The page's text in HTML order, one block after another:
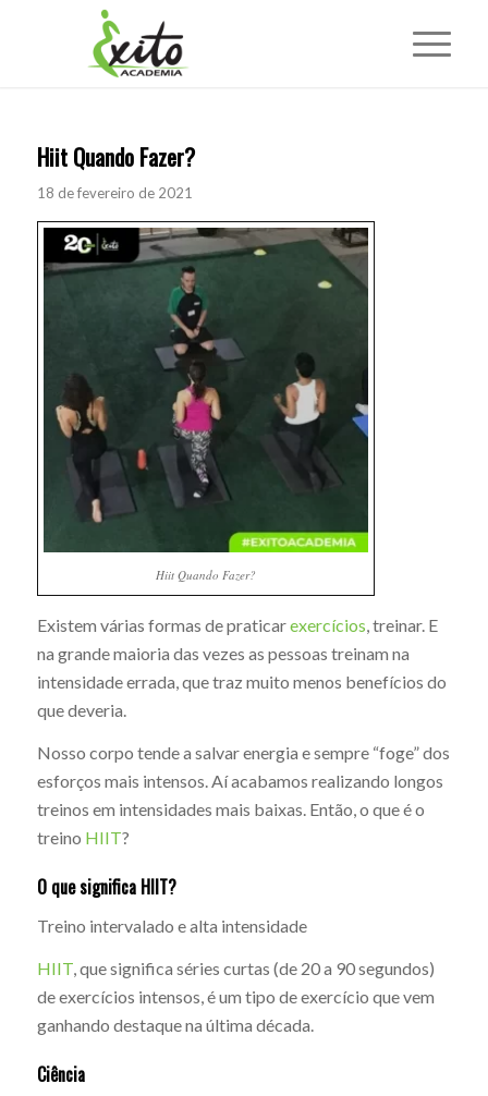
Hiit Quando Fazer?
18 de fevereiro de 2021
Hiit Quando Fazer?
Existem várias formas de praticarexercícios , treinar. E
na grande maioria das vezes as pessoas treinam na
intensidade errada, que traz muito menos benefícios do
que deveria.
Nosso corpo tende a salvar energia e sempre “foge” dos
esforços mais intensos. Aí acabamos realizando longos
treinos em intensidades mais baixas. Então, o que é o
treino HIIT?
O que significa HIIT?
Treino intervalado e alta intensidade
HIIT, que significa séries curtas (de 20 a 90 segundos)
de exercícios intensos, é um tipo de exercício que vem
ganhando destaque na última década.
Ciência